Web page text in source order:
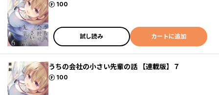
100
ポイント
試し読み カートに追加
うちの会社の小さい先輩の話 【連載版】７
100
ポイント